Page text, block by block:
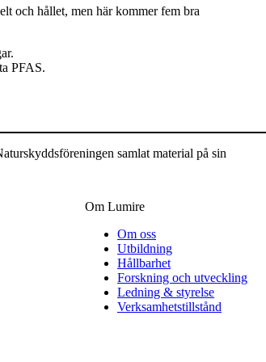
och hållet, men här kommer fem bra
PFAS.
samlat material på sin
Om Lumire
Om oss
Utbildning
Hållbarhet
Forskning och utveckling
Ledning & styrelse
Verksamhetstillstånd